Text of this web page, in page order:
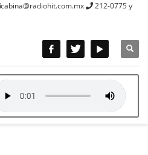
cabina@radiohit.com.mx
212-0775 y